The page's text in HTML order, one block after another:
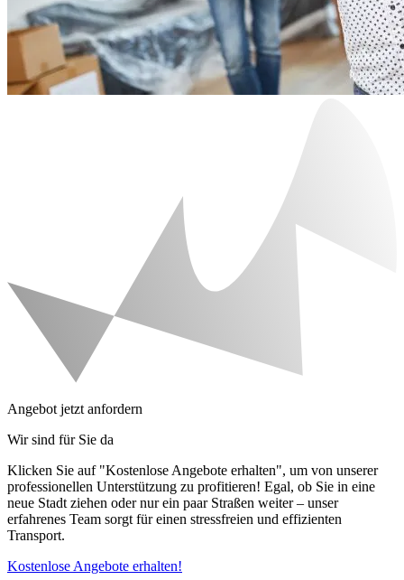
Angebot jetzt anfordern
Wir sind für Sie da
Klicken Sie auf "Kostenlose Angebote erhalten", um von unserer
professionellen Unterstützung zu profitieren! Egal, ob Sie in eine
neue Stadt ziehen oder nur ein paar Straßen weiter – unser
erfahrenes Team sorgt für einen stressfreien und effizienten
Transport.
Kostenlose Angebote erhalten!